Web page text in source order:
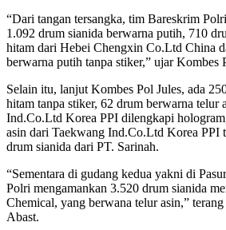
“Dari tangan tersangka, tim Bareskrim
1.092 drum sianida berwarna putih, 710
hitam dari Hebei Chengxin Co.Ltd China
berwarna putih tanpa stiker,” ujar Kombes
Selain itu, lanjut Kombes Pol Jules, ada
hitam tanpa stiker, 62 drum berwarna telur
Ind.Co.Ltd Korea PPI dilengkapi
asin dari Taekwang Ind.Co.Ltd Korea PPI
drum sianida dari PT. Sarinah.
“Sementara di gudang kedua yakni di
Polri mengamankan 3.520 drum sianida
Chemical, yang berwana telur asin,”
Abast.